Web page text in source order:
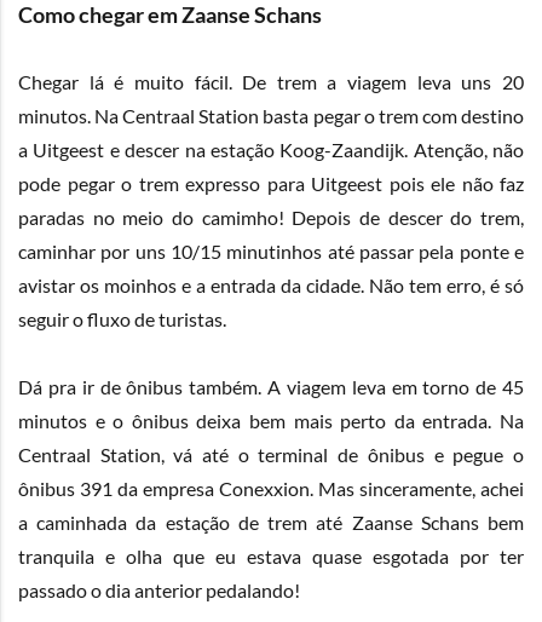
Como chegar emZaanse Schans
Chegar lá é muito fácil. De trem a viagem leva uns 20
minutos. Na Centraal Station basta pegar o trem com destino
a Uitgeest e descer na estação Koog-Zaandijk. Atenção, não
pode pegar o trem expresso para Uitgeest pois ele não faz
paradas no meio do camimho! Depois de descer do trem,
caminhar por uns 10/15 minutinhos até passar pela ponte e
avistar os moinhos e a entrada da cidade. Não tem erro, é só
seguir o fluxo de turistas.
Dá pra ir de ônibus também. A viagem leva em torno de 45
minutos e o ônibus deixa bem mais perto da entrada. Na
Centraal Station, vá até o terminal de ônibus e pegue o
ônibus 391 da empresa Conexxion. Mas sinceramente, achei
a caminhada da estação de trem até Zaanse Schans bem
tranquila e olha que eu estava quase esgotada por ter
passado o dia anterior pedalando!